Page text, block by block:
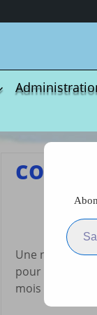
S.M.I.C et
Affiches
Convention
Lettres Types
Projet
calendrier des
Vaccination
Cartes de
nounou
Une nouvelle
pour
mois de juin
Saisissez votre adresse